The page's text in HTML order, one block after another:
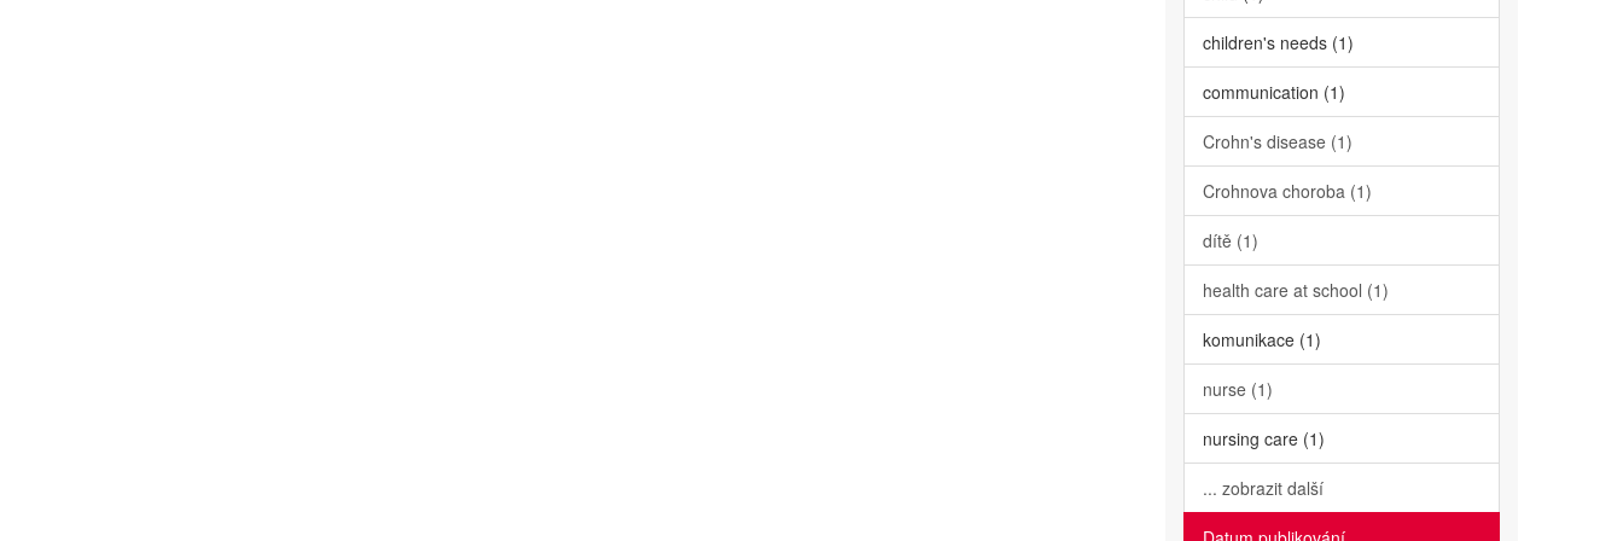
children's needs (1)
communication (1)
Crohn's disease (1)
Crohnova choroba (1)
dítě (1)
health care at school (1)
komunikace (1)
nurse (1)
nursing care (1)
... zobrazit další